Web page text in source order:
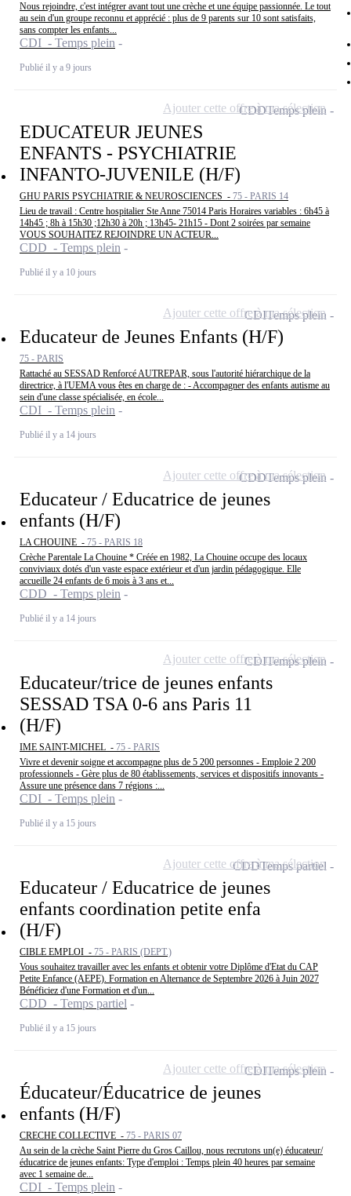
Nous rejoindre, c'est intégrer avant tout une crèche et une équipe passionnée. Le tout
au sein d'un groupe reconnu et apprécié : plus de 9 parents sur 10 sont satisfaits,
sans compter les enfants...
CDI - Temps plein
Publié il y a 9 jours
EDUCATEUR JEUNES
ENFANTS - PSYCHIATRIE
INFANTO-JUVENILE (H/F)
GHU PARIS PSYCHIATRIE & NEUROSCIENCES - 75 - PARIS 14
Lieu de travail : Centre hospitalier Ste Anne 75014 Paris Horaires variables : 6h45 à
14h45 ; 8h à 15h30 ;12h30 à 20h ; 13h45- 21h15 - Dont 2 soirées par semaine
VOUS SOUHAITEZ REJOINDRE UN ACTEUR...
CDD - Temps plein
Publié il y a 10 jours
CDDTemps plein
Ajouter cette offre à ma sélection
Educateur de Jeunes Enfants (H/F)
75 - PARIS
Rattaché au SESSAD Renforcé AUTREPAR, sous l'autorité hiérarchique de la
directrice, à l'UEMA vous êtes en charge de : - Accompagner des enfants autisme au
sein d'une classe spécialisée, en école...
CDI - Temps plein
Publié il y a 14 jours
CDITemps plein
Ajouter cette offre à ma sélection
Educateur / Educatrice de jeunes
enfants (H/F)
LA CHOUINE - 75 - PARIS 18
Crèche Parentale La Chouine * Créée en 1982, La Chouine occupe des locaux
conviviaux dotés d'un vaste espace extérieur et d'un jardin pédagogique. Elle
accueille 24 enfants de 6 mois à 3 ans et...
CDD - Temps plein
Publié il y a 14 jours
CDDTemps plein
Ajouter cette offre à ma sélection
Educateur/trice de jeunes enfants
SESSAD TSA 0-6 ans Paris 11
(H/F)
IME SAINT-MICHEL - 75 - PARIS
Vivre et devenir soigne et accompagne plus de 5 200 personnes - Emploie 2 200
professionnels - Gère plus de 80 établissements, services et dispositifs innovants -
Assure une présence dans 7 régions :...
CDI - Temps plein
Publié il y a 15 jours
CDITemps plein
Ajouter cette offre à ma sélection
Educateur / Educatrice de jeunes
enfants coordination petite enfa
(H/F)
CIBLE EMPLOI - 75 - PARIS (DEPT.)
Vous souhaitez travailler avec les enfants et obtenir votre Diplôme d'Etat du CAP
Petite Enfance (AEPE). Formation en Alternance de Septembre 2026 à Juin 2027
Bénéficiez d'une Formation et d'un...
CDD - Temps partiel
Publié il y a 15 jours
CDDTemps partiel
Ajouter cette offre à ma sélection
Éducateur/Éducatrice de jeunes
enfants (H/F)
CRECHE COLLECTIVE - 75 - PARIS 07
Au sein de la crèche Saint Pierre du Gros Caillou, nous recrutons un(e) éducateur/
éducatrice de jeunes enfants: Type d'emploi : Temps plein 40 heures par semaine
avec 1 semaine de...
CDI - Temps plein
CDITemps plein
Ajouter cette offre à ma sélection